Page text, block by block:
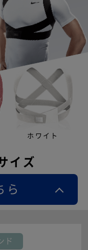
ホワイト
イズ
ら
ド